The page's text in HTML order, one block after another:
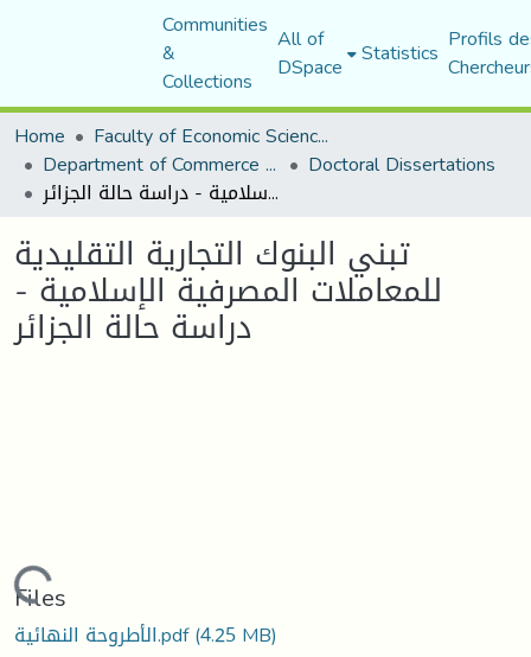
Communities
&
Collections
All of
DSpace Statistics Profils
Home
Faculty of Economic Sciences, Commerce and Management Sciences
Department of Commerce Science Doctoral Dissertations
تبني البنوك التجارية التقليدية للمعاملات المصرفية الإسلامية - دراسة حالة الجزائر
تبني البنوك التجارية التقليدية
للمعاملات المصرفية الإسلامية -
دراسة حالة الجزائر
Files
الأطروحة النهائية.pdf(4.25 MB)